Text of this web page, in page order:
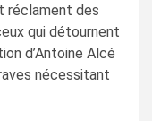
réclament des
qui détournent
d’Antoine Alcé
nécessitant